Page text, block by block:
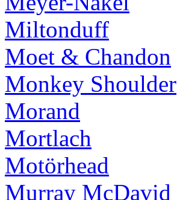
Miltonduff
Moet & Chandon
Monkey Shoulder
Morand
Mortlach
Motörhead
Murray McDavid